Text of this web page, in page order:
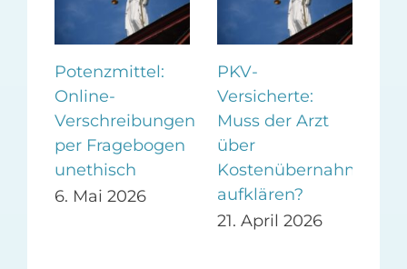
Potenzmittel:
Online-
Verschreibungen
per Fragebogen
unethisch
6. Mai 2026
PKV-
Versicherte:
Muss der Arzt
über
Kostenübernahme
aufklären?
21. April 2026